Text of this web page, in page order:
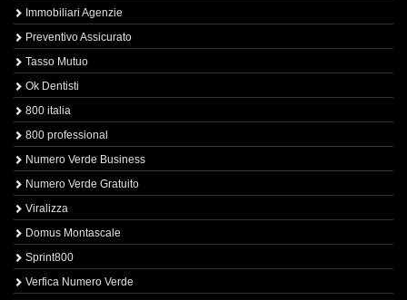
Immobiliari Agenzie
Preventivo Assicurato
Tasso Mutuo
Ok Dentisti
800 italia
800 professional
Numero Verde Business
Numero Verde Gratuito
Viralizza
Domus Montascale
Sprint800
Verfica Numero Verde